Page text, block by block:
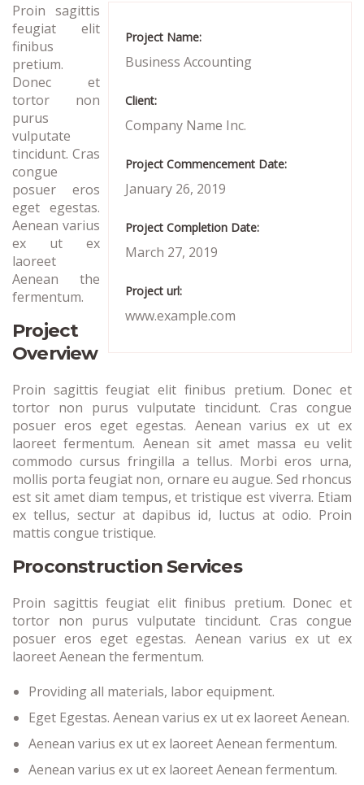
Project Name:
Business Accounting
Client:
Company Name Inc.
Project Commencement Date:
January 26, 2019
Project Completion Date:
March 27, 2019
Project url:
www.example.com
Proin sagittis
feugiat elit
finibus
pretium.
Donec et
tortor non
purus
vulputate
tincidunt. Cras
congue
posuer eros
eget egestas.
Aenean varius
ex ut ex
laoreet
Aenean the
fermentum.
Project
Overview
Proin sagittis feugiat elit finibus pretium. Donec et
tortor non purus vulputate tincidunt. Cras congue
posuer eros eget egestas. Aenean varius ex ut ex
laoreet fermentum. Aenean sit amet massa eu velit
commodo cursus fringilla a tellus. Morbi eros urna,
mollis porta feugiat non, ornare eu augue. Sed rhoncus
est sit amet diam tempus, et tristique est viverra. Etiam
ex tellus, sectur at dapibus id, luctus at odio. Proin
mattis congue tristique.
Proconstruction Services
Proin sagittis feugiat elit finibus pretium. Donec et
tortor non purus vulputate tincidunt. Cras congue
posuer eros eget egestas. Aenean varius ex ut ex
laoreet Aenean the fermentum.
Providing all materials, labor equipment.
Eget Egestas. Aenean varius ex ut ex laoreet Aenean.
Aenean varius ex ut ex laoreet Aenean fermentum.
Aenean varius ex ut ex laoreet Aenean fermentum.